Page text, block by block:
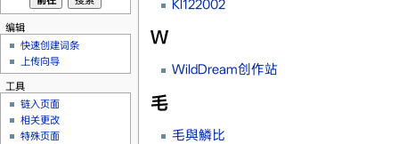
Kl122002
W
WildDream创作站
毛
毛與鱗比
编辑
快速创建词条
上传向导
工具
链入页面
相关更改
特殊页面